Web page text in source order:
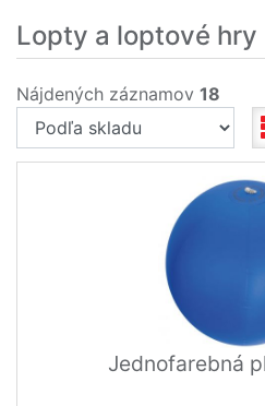
Lopty a loptové hry
Nájdených záznamov 18
Jednofarebná